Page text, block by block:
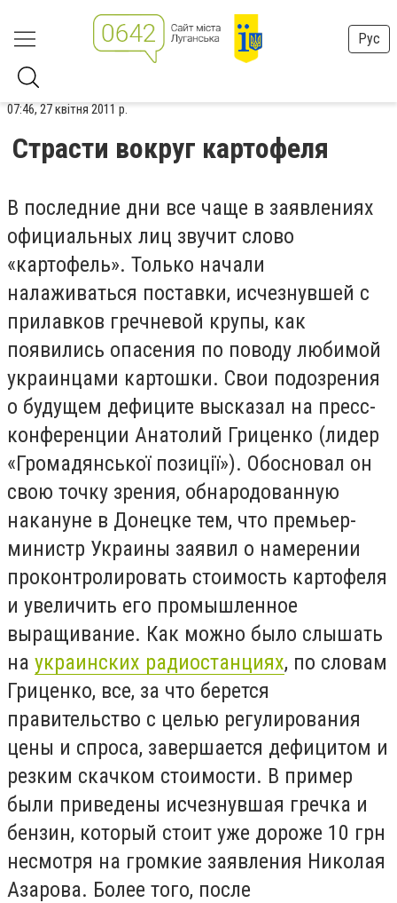
Рус
07:46, 27 квітня 2011 р.
Страсти вокруг картофеля
В последние дни все чаще в заявлениях
официальных лиц звучит слово
«картофель». Только начали
налаживаться поставки, исчезнувшей с
прилавков гречневой крупы, как
появились опасения по поводу любимой
украинцами картошки. Свои подозрения
о будущем дефиците высказал на пресс-
конференции Анатолий Гриценко (лидер
«Громадянської позиції»). Обосновал он
свою точку зрения, обнародованную
накануне в Донецке тем, что премьер-
министр Украины заявил о намерении
проконтролировать стоимость картофеля
и увеличить его промышленное
выращивание. Как можно было слышать
на украинских радиостанциях, по словам
Гриценко, все, за что берется
правительство с целью регулирования
цены и спроса, завершается дефицитом и
резким скачком стоимости. В пример
были приведены исчезнувшая гречка и
бензин, который стоит уже дороже 10 грн
несмотря на громкие заявления Николая
Азарова. Более того, после